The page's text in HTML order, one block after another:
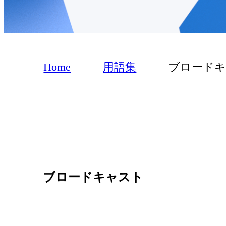
Home 用語集 ブロード
ブロードキャスト